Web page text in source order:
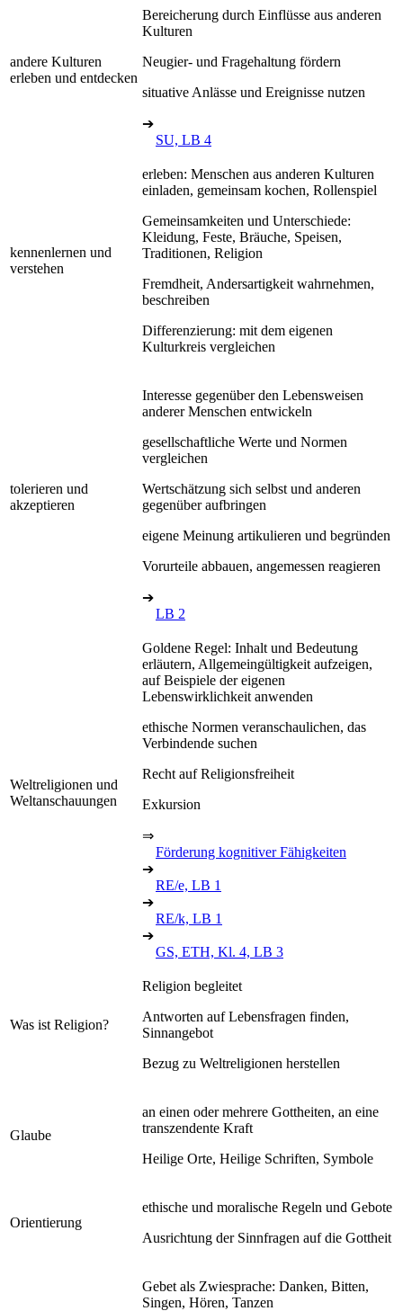
andere Kulturen
erleben und entdecken
Bereicherung durch Einflüsse aus anderen
Kulturen
Neugier- und Fragehaltung fördern
situative Anlässe und Ereignisse nutzen
➔
SU, LB 4
kennenlernen und
verstehen
erleben: Menschen aus anderen Kulturen
einladen, gemeinsam kochen, Rollenspiel
Gemeinsamkeiten und Unterschiede:
Kleidung, Feste, Bräuche, Speisen,
Traditionen, Religion
Fremdheit, Andersartigkeit wahrnehmen,
beschreiben
Differenzierung: mit dem eigenen
Kulturkreis vergleichen
tolerieren und
akzeptieren
Interesse gegenüber den Lebensweisen
anderer Menschen entwickeln
gesellschaftliche Werte und Normen
vergleichen
Wertschätzung sich selbst und anderen
gegenüber aufbringen
eigene Meinung artikulieren und begründen
Vorurteile abbauen, angemessen reagieren
➔
LB 2
Weltreligionen und
Weltanschauungen
Goldene Regel: Inhalt und Bedeutung
erläutern, Allgemeingültigkeit aufzeigen,
auf Beispiele der eigenen
Lebenswirklichkeit anwenden
ethische Normen veranschaulichen, das
Verbindende suchen
Recht auf Religionsfreiheit
Exkursion
⇒
Förderung kognitiver Fähigkeiten
➔
RE/e, LB 1
➔
RE/k, LB 1
➔
GS, ETH, Kl. 4, LB 3
Was ist Religion?
Religion begleitet
Antworten auf Lebensfragen finden,
Sinnangebot
Bezug zu Weltreligionen herstellen
Glaube
an einen oder mehrere Gottheiten, an eine
transzendente Kraft
Heilige Orte, Heilige Schriften, Symbole
Orientierung
ethische und moralische Regeln und Gebote
Ausrichtung der Sinnfragen auf die Gottheit
Gebet als Zwiesprache: Danken, Bitten,
Singen, Hören, Tanzen